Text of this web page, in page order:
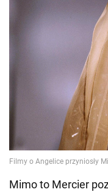
Mimo to Mercier